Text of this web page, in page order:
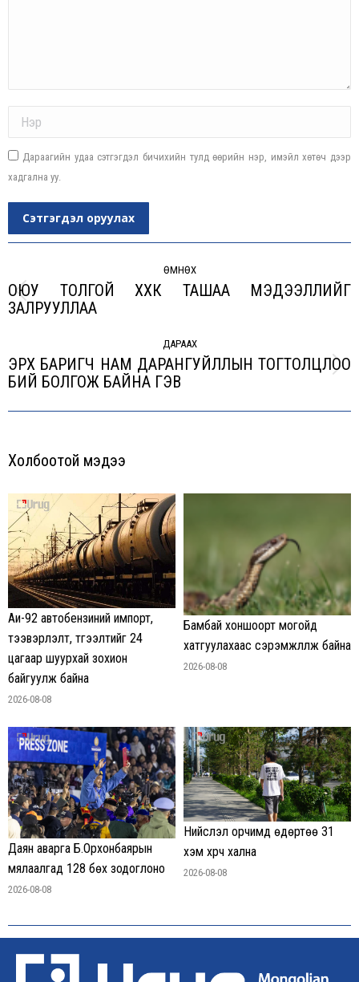
Дараагийн удаа сэтгэгдэл бичихийн тулд өөрийн нэр, имэйл хөтөч дээр
хадгална уу.
Сэтгэгдэл оруулах
ӨМНӨХ
Previous
ОЮУ ТОЛГОЙ ХХК ТАШАА МЭДЭЭЛЛИЙГ
ЗАЛРУУЛЛАА
ДАРААХ
Next
ЭРХ БАРИГЧ НАМ ДАРАНГУЙЛЛЫН ТОГТОЛЦЛОО
БИЙ БОЛГОЖ БАЙНА ГЭВ
Холбоотой мэдээ
Аи-92 автобензиний импорт,
тээвэрлэлт, түгээлтийг 24
цагаар шуурхай зохион
байгуулж байна
2026-08-08
Бамбай хоншоорт могойд
хатгуулахаас сэрэмжлүүлж байна
2026-08-08
Даян аварга Б.Орхонбаярын
мялаалгад 128 бөх зодоглоно
2026-08-08
Нийслэл орчимд өдөртөө 31
хэм хүрч хална
2026-08-08